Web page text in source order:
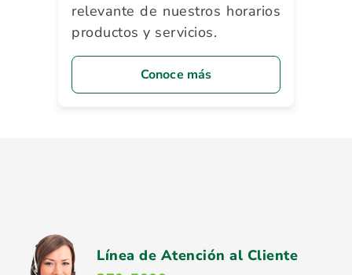
relevante de nuestros horarios
productos y servicios.
Conoce más
Línea de Atención al Cliente